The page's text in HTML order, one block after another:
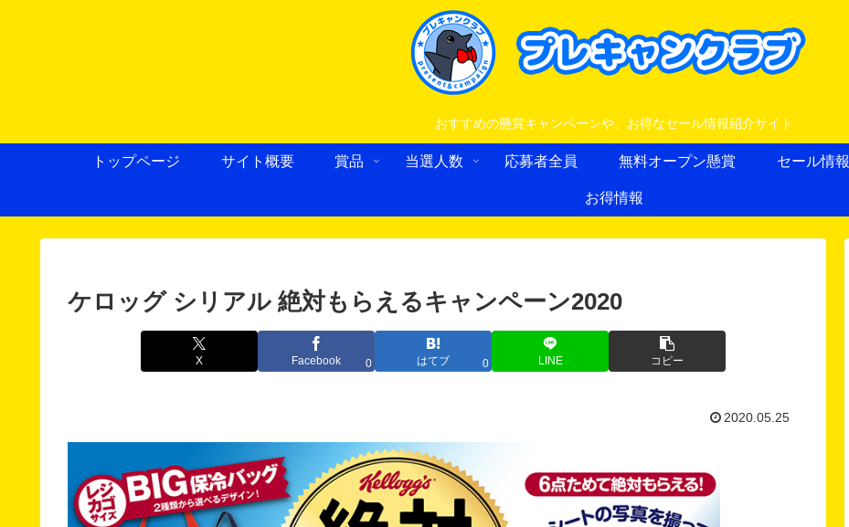
おすすめの懸賞キャンペーンや、お得なセール情報紹介サイト
トップページ サイト概要 賞品 当選人数 応募者全員 無料オープン懸賞 セール情報
お得情報
ケロッグ シリアル 絶対もらえるキャンペーン2020
X Facebook 0 はてブ 0 LINE コピー
2020.05.25